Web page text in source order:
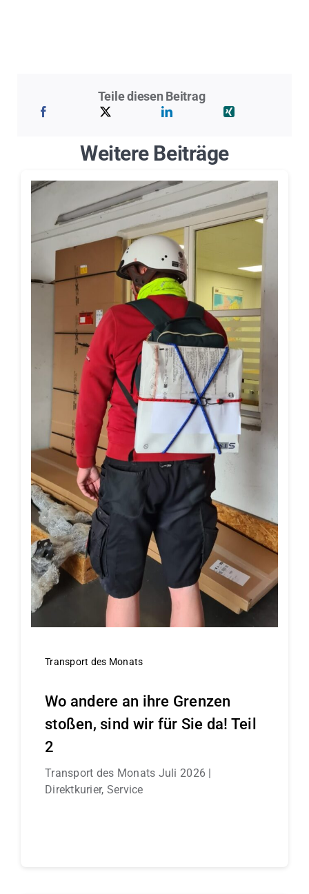
Teile diesen Beitrag
Weitere Beiträge
Transport des Monats
Wo andere an ihre Grenzen
stoßen, sind wir für Sie da! Teil
2
Transport des Monats Juli 2026 |
Direktkurier, Service